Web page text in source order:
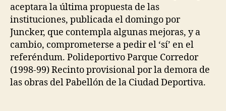
aceptara la última propuesta de las
instituciones, publicada el domingo por
Juncker, que contempla algunas mejoras, y a
cambio, comprometerse a pedir el ‘sí’ en el
referéndum. Polideportivo Parque Corredor
(1998-99) Recinto provisional por la demora de
las obras del Pabellón de la Ciudad Deportiva.